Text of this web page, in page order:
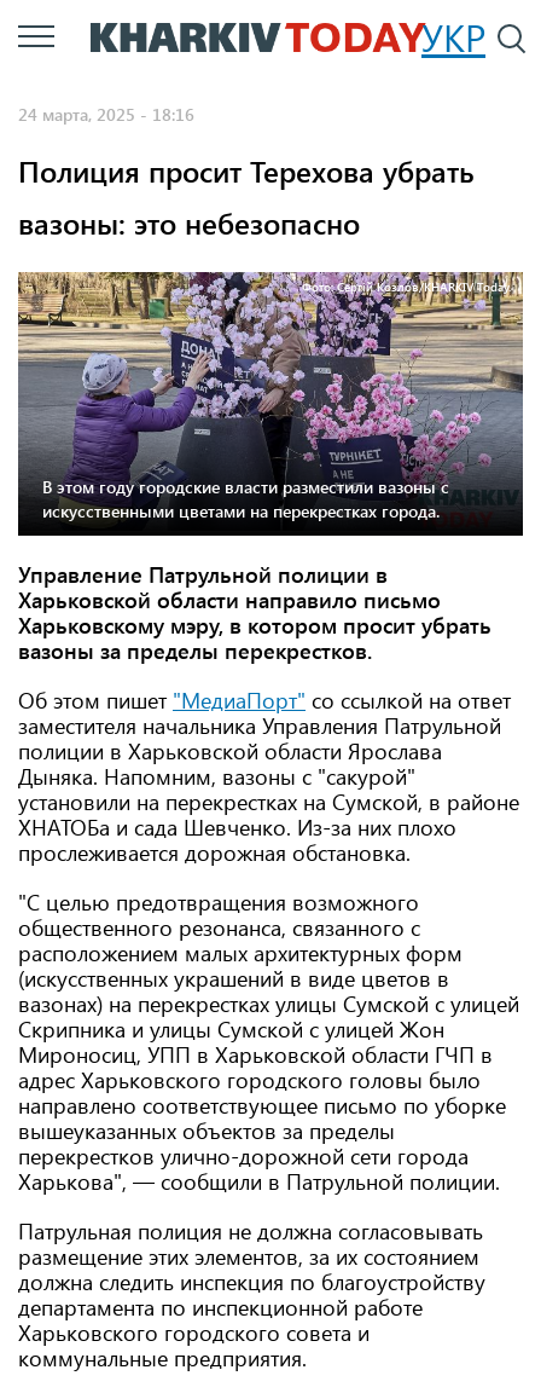
Перейти
к
УКР
24 марта, 2025 - 18:16
Полиция просит Терехова убрать
вазоны: это небезопасно
Фото: Сергій Козлов/KHARKIV Today.
В этом году городские власти разместили вазоны с
искусственными цветами на перекрестках города.
Управление Патрульной полиции в
Харьковской области направило письмо
Харьковскому мэру, в котором просит убрать
вазоны за пределы перекрестков.
Об этом пишет "МедиаПорт" со ссылкой на ответ
заместителя начальника Управления Патрульной
полиции в Харьковской области Ярослава
Дыняка. Напомним, вазоны с "сакурой"
установили на перекрестках на Сумской, в районе
ХНАТОБа и сада Шевченко. Из-за них плохо
прослеживается дорожная обстановка.
"С целью предотвращения возможного
общественного резонанса, связанного с
расположением малых архитектурных форм
(искусственных украшений в виде цветов в
вазонах) на перекрестках улицы Сумской с улицей
Скрипника и улицы Сумской с улицей Жон
Мироносиц, УПП в Харьковской области ГЧП в
адрес Харьковского городского головы было
направлено соответствующее письмо по уборке
вышеуказанных объектов за пределы
перекрестков улично-дорожной сети города
Харькова", — сообщили в Патрульной полиции.
Патрульная полиция не должна согласовывать
размещение этих элементов, за их состоянием
должна следить инспекция по благоустройству
департамента по инспекционной работе
Харьковского городского совета и
коммунальные предприятия.